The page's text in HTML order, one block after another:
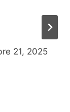
21, 2025